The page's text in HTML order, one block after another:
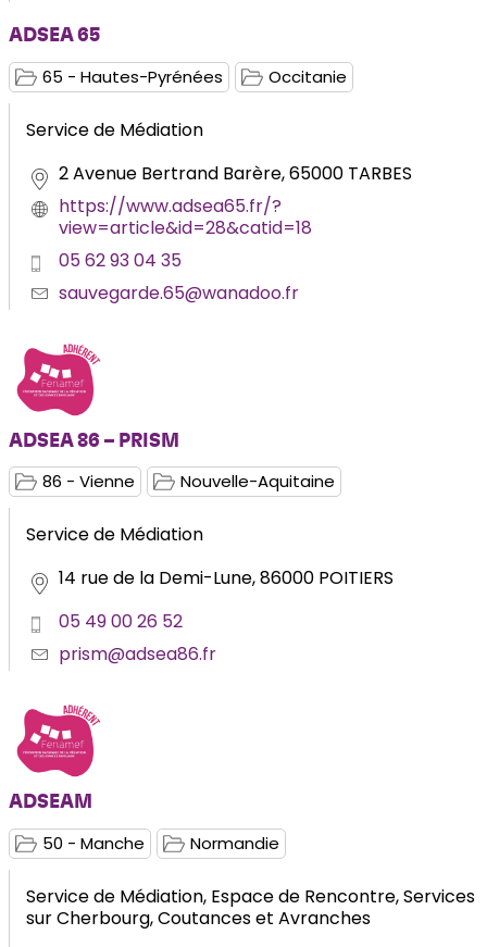
ADSEA 65
65 - Hautes-Pyrénées Occitanie
Service de Médiation
2 Avenue Bertrand Barère, 65000 TARBES
https://www.adsea65.fr/?
view=article&id=28&catid=18
05 62 93 04 35
sauvegarde.65@wanadoo.fr
ADSEA 86 – PRISM
86 - Vienne Nouvelle-Aquitaine
Service de Médiation
14 rue de la Demi-Lune, 86000 POITIERS
05 49 00 26 52
prism@adsea86.fr
ADSEAM
50 - Manche Normandie
Service de Médiation, Espace de Rencontre, Services
sur Cherbourg, Coutances et Avranches